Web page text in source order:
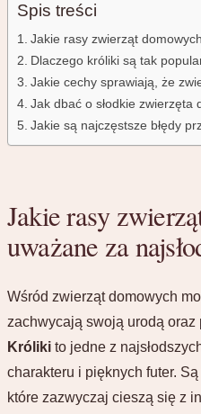
Spis treści
Jakie rasy zwierząt
Dlaczego króliki są tak
Jakie cechy sprawiają, że
Jak dbać o słodkie zwierzęta
Jakie są najczęstsze błędy
Jakie rasy
uważane za
Wśród zwierząt domowych
zachwycają swoją urodą
Króliki to jedne z
charakteru i pięknych futer.
które zazwyczaj cieszą się z